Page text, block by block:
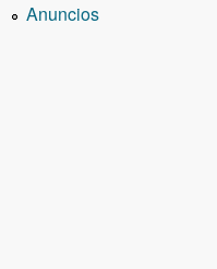
Anuncios